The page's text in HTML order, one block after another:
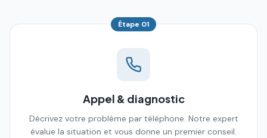
Étape 01
Appel & diagnostic
Décrivez votre problème par téléphone. Notre expert
évalue la situation et vous donne un premier conseil.